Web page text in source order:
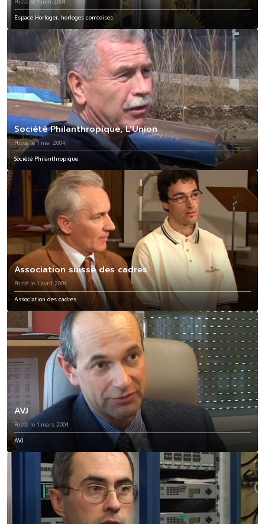
Posté le 1 juin 2004
Espace Horloger, horloges comtoises
Société Philanthropique, L’Union
Posté le 1 mai 2004
Société Philanthropique
Association suisse des cadres
Posté le 1 avril 2004
Association des cadres
AVJ
Posté le 1 mars 2004
AVJ